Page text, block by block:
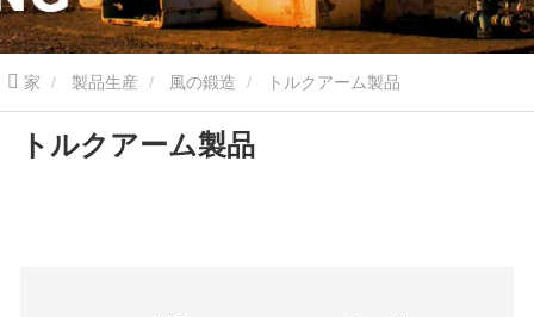
家 製品生産 風の鍛造 トルクアーム製品
トルクアーム製品